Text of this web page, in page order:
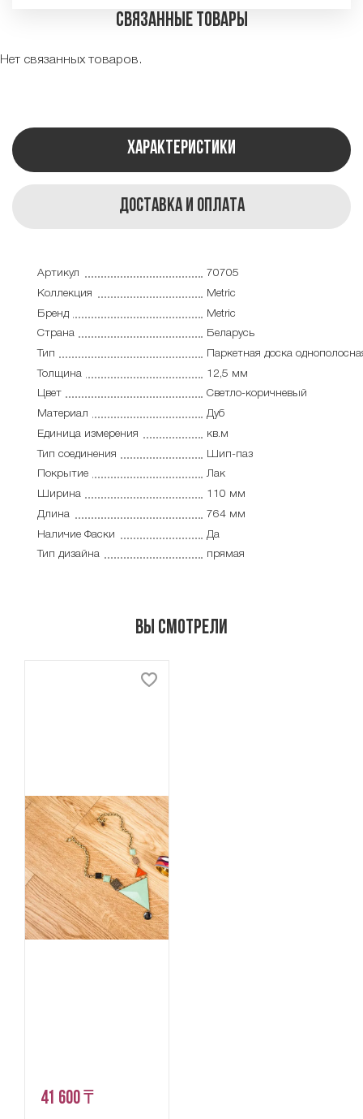
Связанные товары
Нет связанных товаров.
Характеристики
Доставка и оплата
Артикул
70705
Коллекция
Metric
Бренд
Metric
Страна
Беларусь
Тип
Паркетная доска
Толщина
12,5 мм
Цвет
Светло-коричневый
Материал
Дуб
Единица измерения
кв.м
Тип соединения
Шип-паз
Покрытие
Лак
Ширина
110 мм
Длина
764 мм
Наличие Фаски
Да
Тип дизайна
прямая
Вы смотрели
41 600 ₸